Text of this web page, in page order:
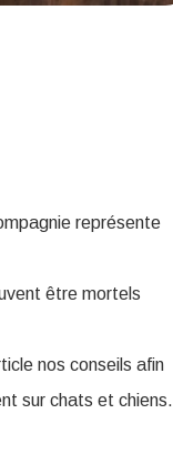
représente
être mortels
nos conseils afin
sur chats et chiens.